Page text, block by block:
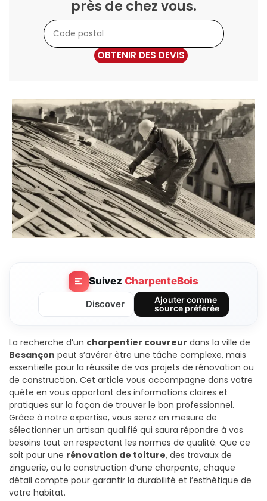
près de chez vous.
OBTENIR DES DEVIS
Suivez CharpenteBois
Discover
Ajouter comme
source préférée
La recherche d’un charpentier couvreur dans la ville de
Besançon peut s’avérer être une tâche complexe, mais
essentielle pour la réussite de vos projets de rénovation ou
de construction. Cet article vous accompagne dans votre
quête en vous apportant des informations claires et
pratiques sur la façon de trouver le bon professionnel.
Grâce à notre expertise, vous serez en mesure de
sélectionner un artisan qualifié qui saura répondre à vos
besoins tout en respectant les normes de qualité. Que ce
soit pour une rénovation de toiture, des travaux de
zinguerie, ou la construction d’une charpente, chaque
détail compte pour garantir la durabilité et l’esthétique de
votre habitat.